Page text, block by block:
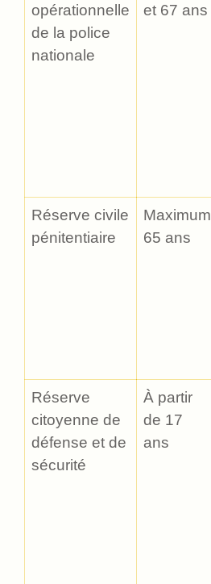
opérationnelle
de la police
nationale
et 67 ans
Réserve civile
pénitentiaire
Maximum
65 ans
Réserve
citoyenne de
défense et de
sécurité
À partir
de 17
ans